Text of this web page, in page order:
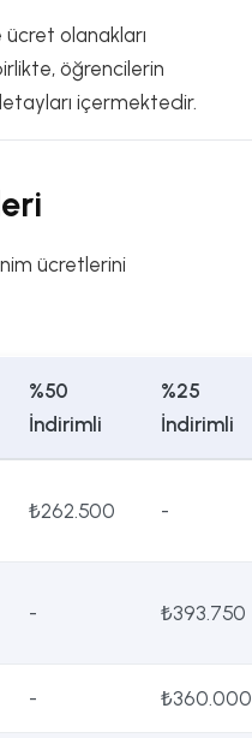
olanakları
öğrencilerin
içermektedir.
ücretlerini
%50
İndirimli
%25
İndirimli
₺262.500 -
- ₺393.750
- ₺360.000